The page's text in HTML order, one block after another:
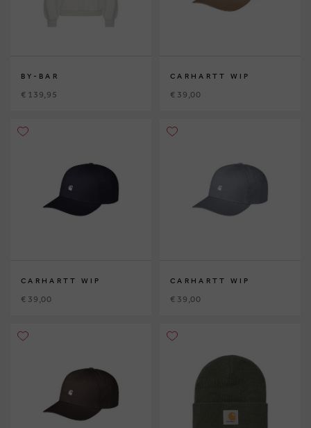
BY-BAR
€ 139,95
CARHARTT WIP
€ 39,00
CARHARTT WIP
€ 39,00
CARHARTT WIP
€ 39,00